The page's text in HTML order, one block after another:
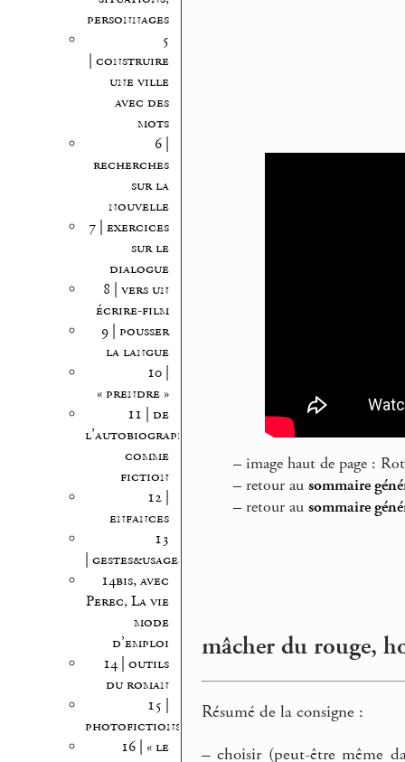
personnages
5
| construire
une ville
avec des
mots
6 |
recherches
sur la
nouvelle
7 | exercices
sur le
dialogue
8 | vers un
écrire-film
9 | pousser
la langue
10 |
« prendre »
11 | de
l’autobiographie
comme
fiction
12 |
enfances
13
| gestes&usages
14bis, avec
Perec, La vie
mode
d’emploi
14 | outils
du roman
15 |
photofictions
16 | « le
– image haut de page :
– retour au sommaire
– retour au sommaire
mâcher du rouge,
Résumé de la consigne :
– choisir (peut-être même